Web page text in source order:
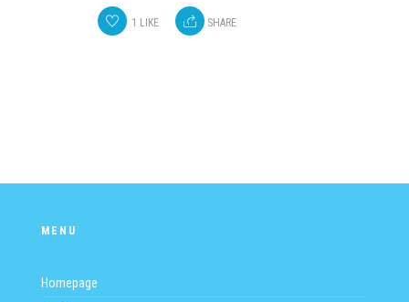
1 LIKE SHARE
MENU
Homepage